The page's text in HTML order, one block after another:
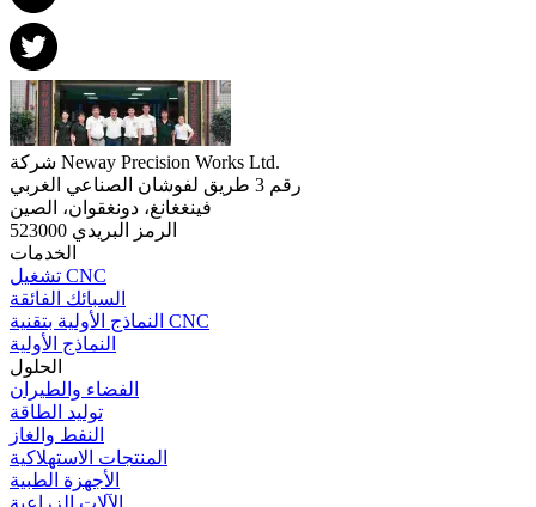
شركة Neway Precision Works Ltd.
رقم 3 طريق لفوشان الصناعي الغربي
فينغغانغ، دونغقوان، الصين
الرمز البريدي 523000
الخدمات
تشغيل CNC
السبائك الفائقة
النماذج الأولية بتقنية CNC
النماذج الأولية
الحلول
الفضاء والطيران
توليد الطاقة
النفط والغاز
المنتجات الاستهلاكية
الأجهزة الطبية